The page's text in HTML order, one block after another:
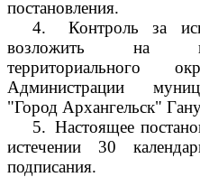
постановления.
4.
Контроль за
возложить на
территориального
Администрации
"Город Архангельск"
5. Настоящее
истечении 30
подписания.